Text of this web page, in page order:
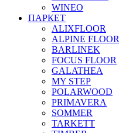
WINEO
ПАРКЕТ
ALIXFLOOR
ALPINE FLOOR
BARLINEK
FOCUS FLOOR
GALATHEA
MY STEP
POLARWOOD
PRIMAVERA
SOMMER
TARKETT